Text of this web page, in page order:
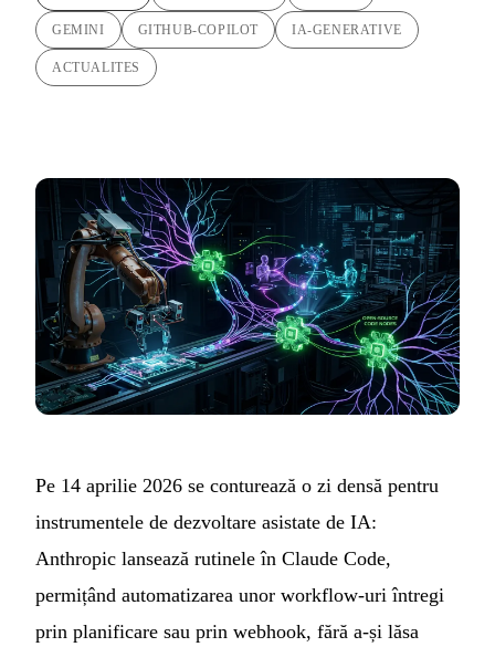
GEMINI GITHUB-COPILOT IA-GENERATIVE
ACTUALITES
Pe 14 aprilie 2026 se conturează o zi densă pentru
instrumentele de dezvoltare asistate de IA:
Anthropic lansează rutinele în Claude Code,
permițând automatizarea unor workflow-uri întregi
prin planificare sau prin webhook, fără a-și lăsa